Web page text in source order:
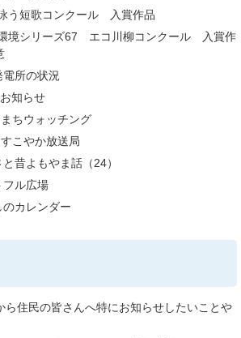
う短歌コンクール 入賞作品
境シリーズ67 エコ川柳コンクール 入賞作
所の状況
知らせ
ちウォッチング
こやか放送局
昔よもやま話（24）
フル広場
カレンダー
住民の皆さんへ特にお知らせしたいことや